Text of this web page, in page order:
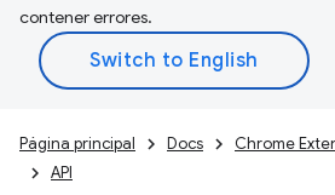
contener errores.
Página principal Docs Chrome
API